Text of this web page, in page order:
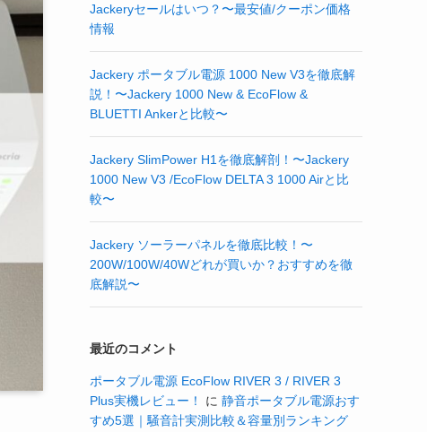
Jackeryセールはいつ？〜最安値/クーポン価格
情報
Jackery ポータブル電源 1000 New V3を徹底解
説！〜Jackery 1000 New & EcoFlow &
BLUETTI Ankerと比較〜
Jackery SlimPower H1を徹底解剖！〜Jackery
1000 New V3 /EcoFlow DELTA 3 1000 Airと比
較〜
Jackery ソーラーパネルを徹底比較！〜
200W/100W/40Wどれが買いか？おすすめを徹
底解説〜
最近のコメント
ポータブル電源 EcoFlow RIVER 3 / RIVER 3
Plus実機レビュー！
に 静音ポータブル電源おす
すめ5選｜騒音計実測比較＆容量別ランキング